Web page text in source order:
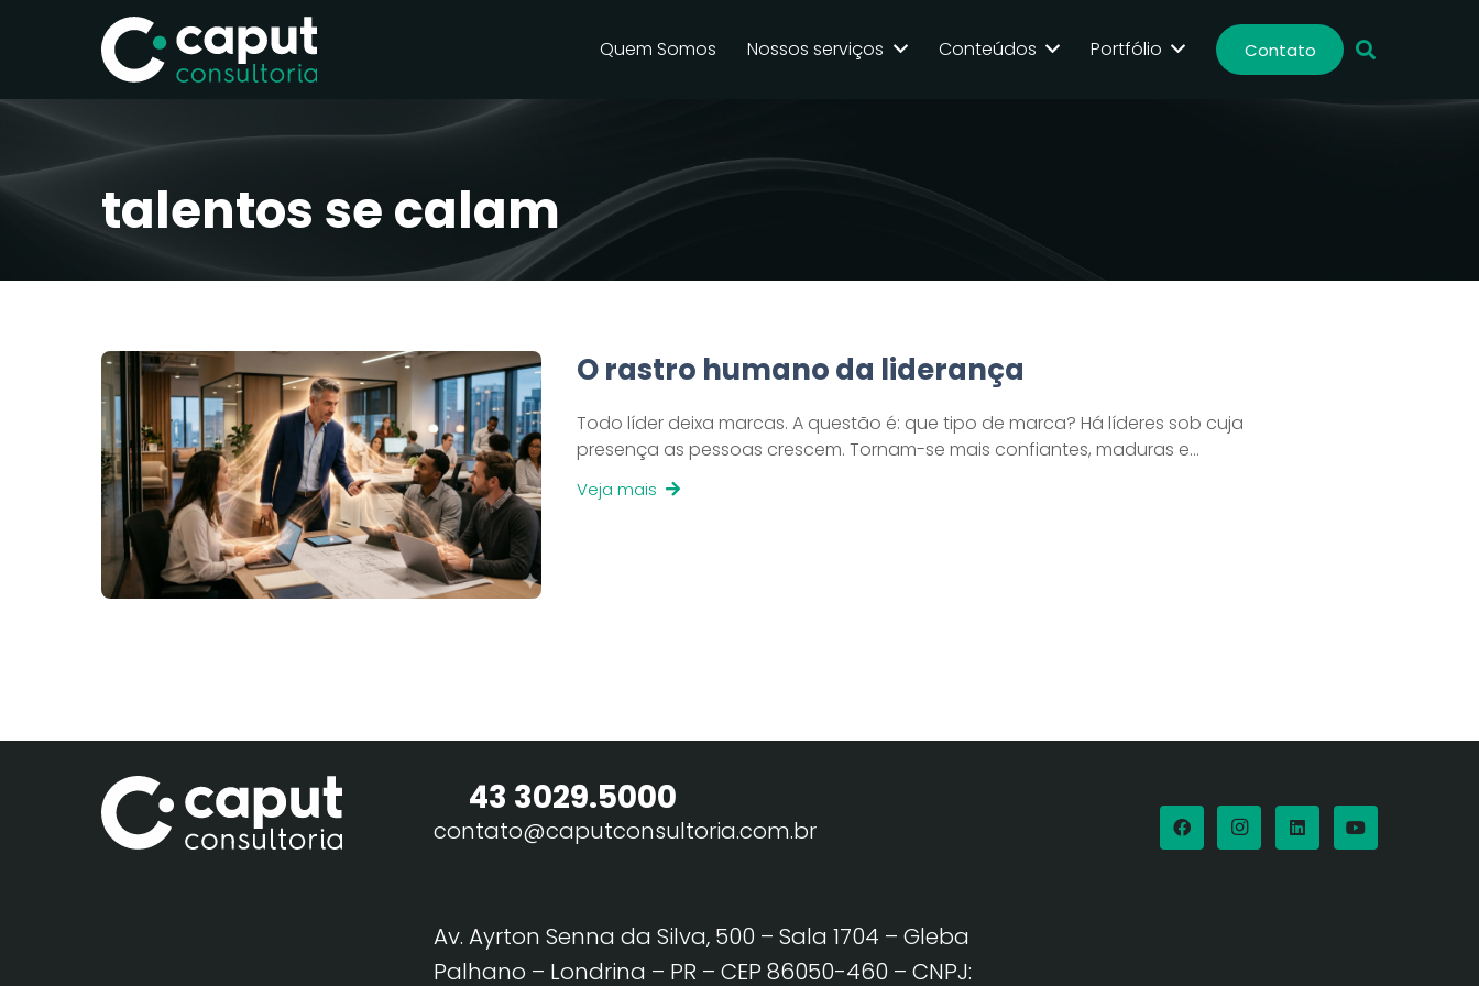
Quem Somos Nossos serviços Conteúdos Portfólio Contato
talentos se calam
O rastro humano da liderança
Todo líder deixa marcas. A questão é: que tipo de marca? Há líderes sob cuja
presença as pessoas crescem. Tornam-se mais confiantes, maduras e…
Veja mais
43 3029.5000
contato@caputconsultoria.com.br
Av. Ayrton Senna da Silva, 500 – Sala 1704 – Gleba
Palhano – Londrina – PR – CEP 86050-460 – CNPJ: